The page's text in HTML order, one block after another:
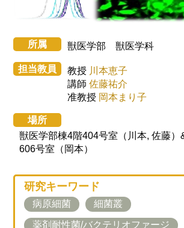
所属 獣医学部 獣医学科
担当教員 教授 川本恵子
講師佐藤祐介
准教授 岡本まり子
場所
獣医学部棟4階404号室（川本, 佐藤）
606号室（岡本）
研究キーワード
病原細菌 細菌叢
薬剤耐性菌/バクテリオファージ